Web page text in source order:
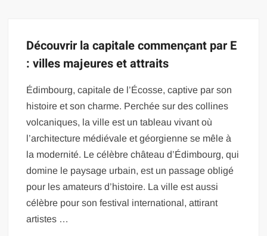
Découvrir la capitale commençant par E
: villes majeures et attraits
Édimbourg, capitale de l’Écosse, captive par son
histoire et son charme. Perchée sur des collines
volcaniques, la ville est un tableau vivant où
l’architecture médiévale et géorgienne se mêle à
la modernité. Le célèbre château d’Édimbourg, qui
domine le paysage urbain, est un passage obligé
pour les amateurs d’histoire. La ville est aussi
célèbre pour son festival international, attirant
artistes …